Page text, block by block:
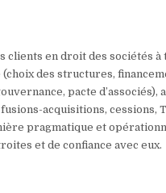
clients en droit des sociétés
des structures,
pacte
acquisitions, cessions,
pragmatique et
et de confiance avec eux.